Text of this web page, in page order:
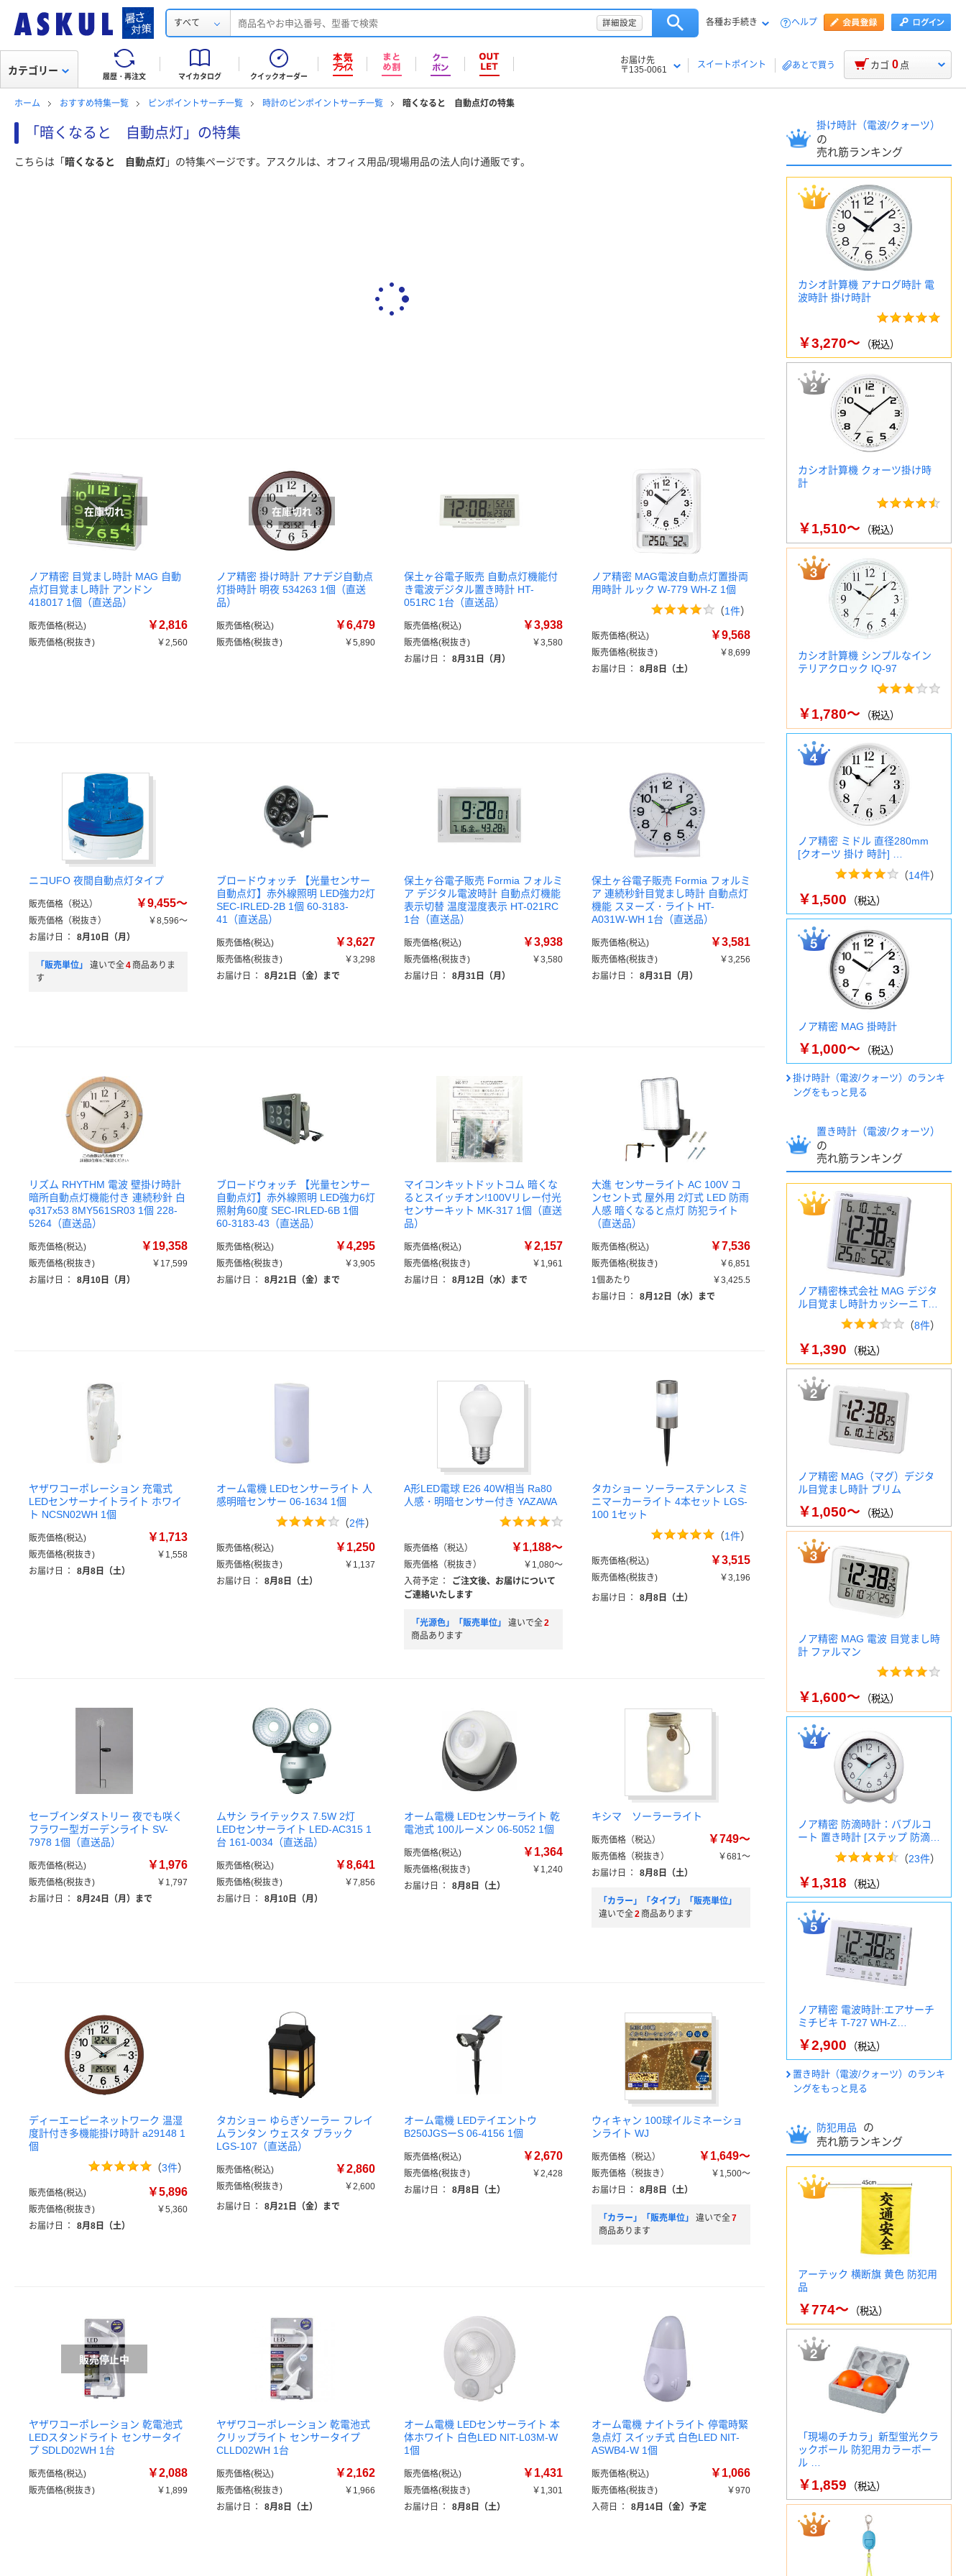
すべて 詳細設定 各種お手続き ヘルプ
履歴・再注文 マイカタログ クイックオーダー
お届け先
〒135-0061
スイートポイント あとで買う
カテゴリー カゴ 0 点
ホーム おすすめ特集一覧 ピンポイントサーチ一覧 時計のピンポイントサーチ一覧 暗くなると 自動点灯の特集
「暗くなると 自動点灯」の特集
こちらは「 暗くなると 自動点灯」の特集ページです。アスクルは、オフィス用品/現場用品の法人向け通販です。
ノア精密 目覚まし時計 MAG 自動
点灯目覚まし時計 アンドン
418017 1個（直送品）
販売価格(税込) ￥2,816
販売価格(税抜き) ￥2,560
ノア精密 掛け時計 アナデジ自動点
灯掛時計 明夜 534263 1個（直送
品）
販売価格(税込) ￥6,479
販売価格(税抜き) ￥5,890
保土ヶ谷電子販売 自動点灯機能付
き電波デジタル置き時計 HT-
051RC 1台（直送品）
販売価格(税込) ￥3,938
販売価格(税抜き)
￥3,580
お届け日
： 8月31日（月）
ノア精密 MAG電波自動点灯置掛両
用時計 ルック W-779 WH-Z 1個
（1件）
販売価格(税込) ￥9,568
販売価格(税抜き)
￥8,699
お届け日
： 8月8日（土）
ニコUFO 夜間自動点灯タイプ
販売価格（税込） ￥9,455～
販売価格（税抜き）
￥8,596～
お届け日
： 8月10日（月）
「販売単位」 違いで全4 商品ありま
す
ブロードウォッチ 【光量センサー
自動点灯】赤外線照明 LED強力2灯
SEC-IRLED-2B 1個 60-3183-
41（直送品）
販売価格(税込) ￥3,627
販売価格(税抜き)
￥3,298
お届け日
： 8月21日（金）まで
保土ヶ谷電子販売 Formia フォルミ
ア デジタル電波時計 自動点灯機能
表示切替 温度湿度表示 HT-021RC
1台（直送品）
販売価格(税込) ￥3,938
販売価格(税抜き)
￥3,580
お届け日
： 8月31日（月）
保土ヶ谷電子販売 Formia フォルミ
ア 連続秒針目覚まし時計 自動点灯
機能 スヌーズ・ライト HT-
A031W-WH 1台（直送品）
販売価格(税込) ￥3,581
販売価格(税抜き)
￥3,256
お届け日
： 8月31日（月）
リズム RHYTHM 電波 壁掛け時計
暗所自動点灯機能付き 連続秒針 白
φ317x53 8MY561SR03 1個 228-
5264（直送品）
販売価格(税込) ￥19,358
販売価格(税抜き)
￥17,599
お届け日
： 8月10日（月）
ブロードウォッチ 【光量センサー
自動点灯】赤外線照明 LED強力6灯
照射角60度 SEC-IRLED-6B 1個
60-3183-43（直送品）
販売価格(税込) ￥4,295
販売価格(税抜き)
￥3,905
お届け日
： 8月21日（金）まで
マイコンキットドットコム 暗くな
るとスイッチオン!100Vリレー付光
センサーキット MK-317 1個（直送
品）
販売価格(税込) ￥2,157
販売価格(税抜き)
￥1,961
お届け日
： 8月12日（水）まで
大進 センサーライト AC 100V コ
ンセント式 屋外用 2灯式 LED 防雨
人感 暗くなると点灯 防犯ライト
（直送品）
販売価格(税込) ￥7,536
販売価格(税抜き)
￥6,851
1個あたり
￥3,425.5
お届け日
： 8月12日（水）まで
ヤザワコーポレーション 充電式
LEDセンサーナイトライト ホワイ
ト NCSN02WH 1個
販売価格(税込) ￥1,713
販売価格(税抜き)
￥1,558
お届け日
： 8月8日（土）
オーム電機 LEDセンサーライト 人
感明暗センサー 06-1634 1個
（2件）
販売価格(税込) ￥1,250
販売価格(税抜き)
￥1,137
お届け日
： 8月8日（土）
A形LED電球 E26 40W相当 Ra80
人感・明暗センサー付き YAZAWA
販売価格（税込） ￥1,188～
販売価格（税抜き）
￥1,080～
入荷予定 ：
ご注文後、お届けについて
ご連絡いたします
「光源色」「販売単位」 違いで全2
商品あります
タカショー ソーラーステンレス ミ
ニマーカーライト 4本セット LGS-
100 1セット
（1件）
販売価格(税込) ￥3,515
販売価格(税抜き)
￥3,196
お届け日
： 8月8日（土）
セーブインダストリー 夜でも咲く
フラワー型ガーデンライト SV-
7978 1個（直送品）
販売価格(税込) ￥1,976
販売価格(税抜き)
￥1,797
お届け日
： 8月24日（月）まで
ムサシ ライテックス 7.5W 2灯
LEDセンサーライト LED-AC315 1
台 161-0034（直送品）
販売価格(税込) ￥8,641
販売価格(税抜き)
￥7,856
お届け日
： 8月10日（月）
オーム電機 LEDセンサーライト 乾
電池式 100ルーメン 06-5052 1個
販売価格(税込) ￥1,364
販売価格(税抜き)
￥1,240
お届け日
： 8月8日（土）
キシマ ソーラーライト
販売価格（税込） ￥749～
販売価格（税抜き）
￥681～
お届け日
： 8月8日（土）
「カラー」「タイプ」「販売単位」
違いで全2 商品あります
ディーエーピーネットワーク 温湿
度計付き多機能掛け時計 a29148 1
個
（3件）
販売価格(税込) ￥5,896
販売価格(税抜き)
￥5,360
お届け日
： 8月8日（土）
タカショー ゆらぎソーラー フレイ
ムランタン ウェスタ ブラック
LGS-107（直送品）
販売価格(税込) ￥2,860
販売価格(税抜き)
￥2,600
お届け日
： 8月21日（金）まで
オーム電機 LEDテイエントウ
B250JGSーS 06-4156 1個
販売価格(税込) ￥2,670
販売価格(税抜き)
￥2,428
お届け日
： 8月8日（土）
ウィキャン 100球イルミネーショ
ンライト WJ
販売価格（税込） ￥1,649～
販売価格（税抜き）
￥1,500～
お届け日
： 8月8日（土）
「カラー」「販売単位」 違いで全7
商品あります
ヤザワコーポレーション 乾電池式
LEDスタンドライト センサータイ
プ SDLD02WH 1台
販売価格(税込) ￥2,088
販売価格(税抜き) ￥1,899
ヤザワコーポレーション 乾電池式
クリップライト センサータイプ
CLLD02WH 1台
販売価格(税込) ￥2,162
販売価格(税抜き)
￥1,966
お届け日
： 8月8日（土）
オーム電機 LEDセンサーライト 本
体ホワイト 白色LED NIT-L03M-W
1個
販売価格(税込) ￥1,431
販売価格(税抜き)
￥1,301
お届け日
： 8月8日（土）
オーム電機 ナイトライト 停電時緊
急点灯 スイッチ式 白色LED NIT-
ASWB4-W 1個
販売価格(税込) ￥1,066
販売価格(税抜き)
￥970
入荷日
： 8月14日（金）予定
掛け時計（電波/クォーツ）
の
売れ筋ランキング
カシオ計算機 アナログ時計 電
波時計 掛け時計
￥3,270～ （税込）
カシオ計算機 クォーツ掛け時
計
￥1,510～ （税込）
カシオ計算機 シンプルなイン
テリアクロック IQ-97
￥1,780～ （税込）
ノア精密 ミドル 直径280mm
[クオーツ 掛け 時計] …
（14件）
￥1,500 （税込）
ノア精密 MAG 掛時計
￥1,000～ （税込）
掛け時計（電波/クォーツ）のランキ
ングをもっと見る
置き時計（電波/クォーツ）
の
売れ筋ランキング
ノア精密株式会社 MAG デジタ
ル目覚まし時計カッシーニ T…
（8件）
￥1,390 （税込）
ノア精密 MAG（マグ）デジタ
ル目覚まし時計 ブリム
￥1,050～ （税込）
ノア精密 MAG 電波 目覚まし時
計 ファルマン
￥1,600～ （税込）
ノア精密 防滴時計：バブルコ
ート 置き時計 [ステップ 防滴…
（23件）
￥1,318 （税込）
ノア精密 電波時計:エアサーチ
ミチビキ T-727 WH-Z…
￥2,900 （税込）
置き時計（電波/クォーツ）のランキ
ングをもっと見る
防犯用品
の
売れ筋ランキング
アーテック 横断旗 黄色 防犯用
品
￥774～ （税込）
「現場のチカラ」新型蛍光クラ
ックボール 防犯用カラーボー
ル …
￥1,859 （税込）